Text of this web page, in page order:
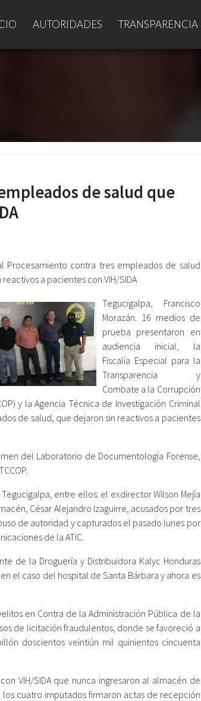
AUTORIDADES TRANSPARENCIA
de salud que
Procesamiento contra tres empleados de salud
a pacientes con VIH/SIDA
Tegucigalpa, Francisco
Morazán. 16 medios de
prueba presentaron en
audiencia inicial, la
Fiscalía Especial para la
Transparencia y
Combate a la Corrupción
y la Agencia Técnica de Investigación Criminal
de salud, que dejaron sin reactivos a pacientes
del Laboratorio de Documentología Forense,
entre ellos: el exdirector Wilson Mejía
César Alejandro Izaguirre, acusados por tres
de autoridad y capturados el pasado lunes por
de la ATIC.
de la Droguería y Distribuidora Kalyc Honduras
el caso del hospital de Santa Bárbara y ahora es
en Contra de la Administración Pública de la
de licitación fraudulentos, donde se favoreció a
doscientos veintiún mil quinientos cincuenta
VIH/SIDA que nunca ingresaron al almacén de
cuatro imputados firmaron actas de recepción